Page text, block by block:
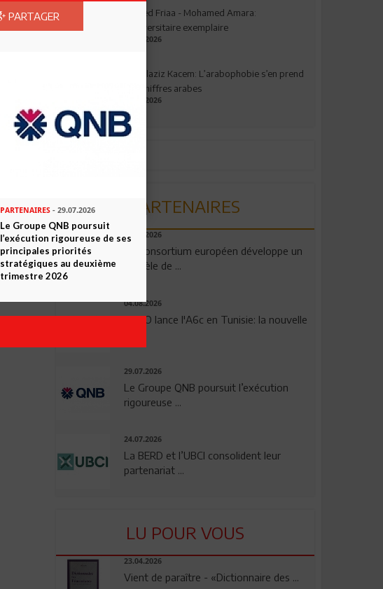
Ahmed Friaa - Mohamed Amara:
l’Universitaire exemplaire
04.08.2026
Abdelaziz Kacem: L’arabophobie s’en prend
aux chiffres arabes
09.07.2026
PARTENAIRES
06.08.2026
Un consortium européen développe un
modèle de ...
04.08.2026
OPPO lance l'A6c en Tunisie: la nouvelle
29.07.2026
Le Groupe QNB poursuit l’exécution
rigoureuse ...
24.07.2026
La BERD et l’UBCI consolident leur
partenariat ...
LU POUR VOUS
23.04.2026
Vient de paraître - «Dictionnaire des ...
PARTAGER
PARTENAIRES- 29.07.2026
Le Groupe QNB poursuit
l’exécution rigoureuse de ses
principales priorités
stratégiques au deuxième
trimestre 2026